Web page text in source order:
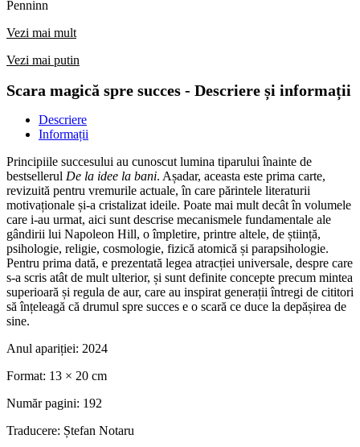
Penninn
Vezi mai mult
Vezi mai putin
Scara magică spre succes - Descriere și informații
Descriere
Informații
Principiile succesului au cunoscut lumina tiparului înainte de
bestsellerul De la idee la bani. Așadar, aceasta este prima carte,
revizuită pentru vremurile actuale, în care părintele literaturii
motivaționale și-a cristalizat ideile. Poate mai mult decât în volumele
care i-au urmat, aici sunt descrise mecanismele fundamentale ale
gândirii lui Napoleon Hill, o împletire, printre altele, de știință,
psihologie, religie, cosmologie, fizică atomică și parapsihologie.
Pentru prima dată, e prezentată legea atracției universale, despre care
s-a scris atât de mult ulterior, și sunt definite concepte precum mintea
superioară și regula de aur, care au inspirat generații întregi de cititori
să înțeleagă că drumul spre succes e o scară ce duce la depășirea de
sine.
Anul apariției: 2024
Format: 13 × 20 cm
Număr pagini: 192
Traducere: Ștefan Notaru